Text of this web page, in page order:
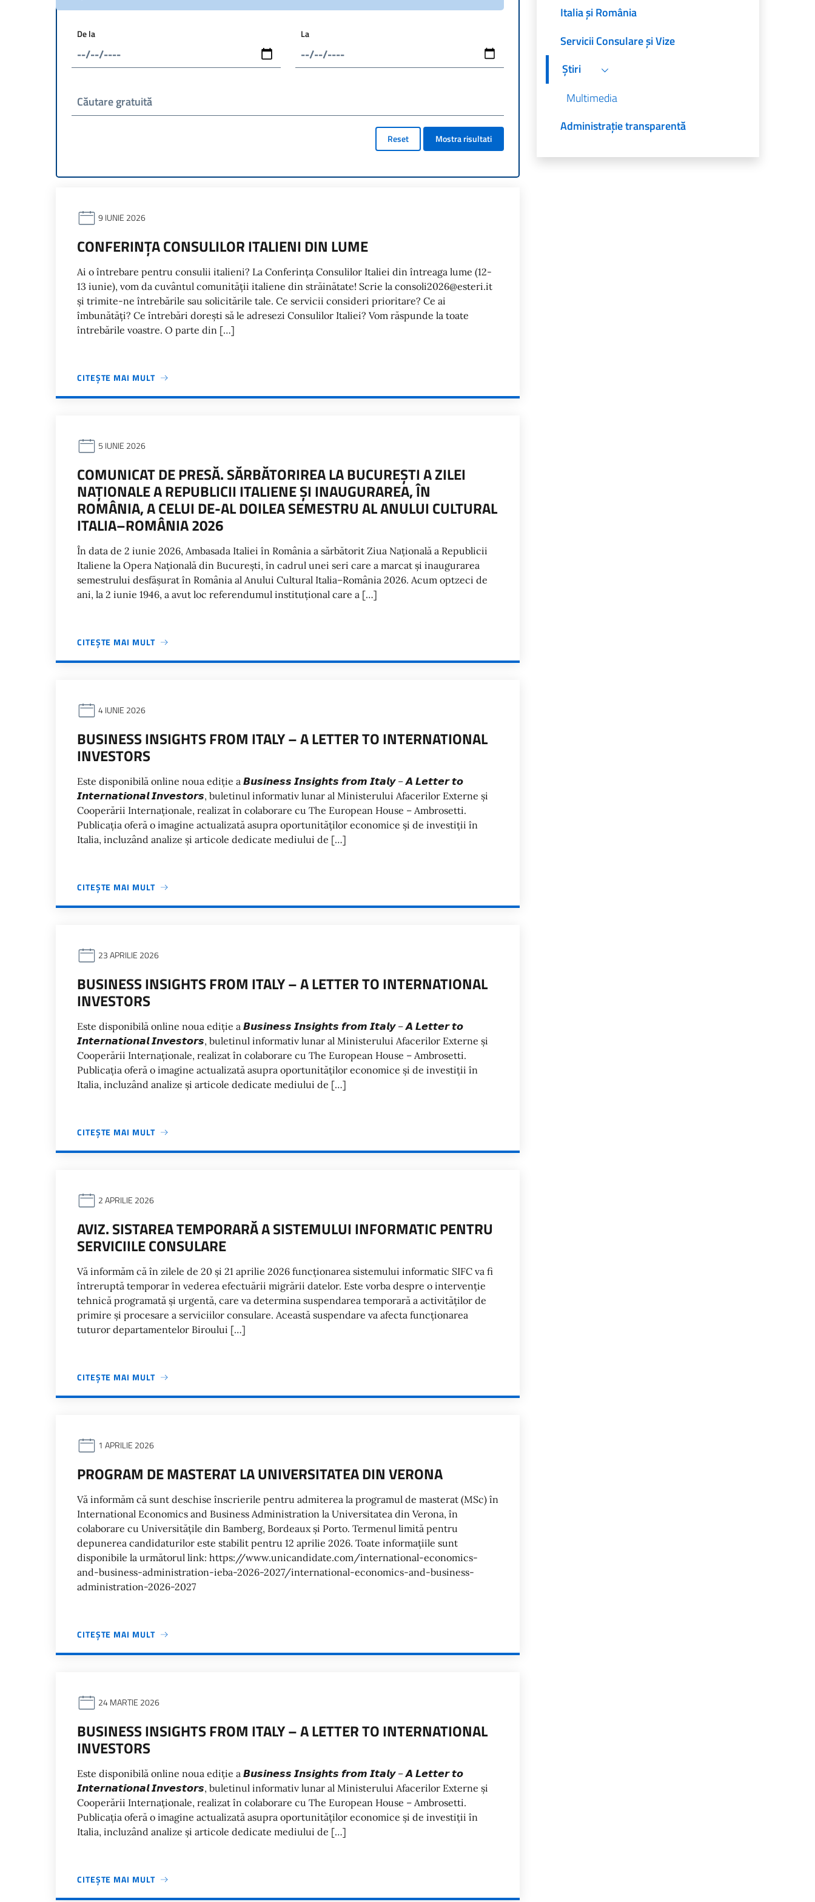
De la La
Căutare gratuită
Reset Mostra risultati
9 IUNIE 2026
CONFERINȚA CONSULILOR ITALIENI DIN LUME
Ai o întrebare pentru consulii italieni? La Conferința Consulilor Italiei din întreaga lume (12-
13 iunie), vom da cuvântul comunității italiene din străinătate! Scrie la consoli2026@esteri.it
și trimite-ne întrebările sau solicitările tale. Ce servicii consideri prioritare? Ce ai
îmbunătăți? Ce întrebări dorești să le adresezi Consulilor Italiei? Vom răspunde la toate
întrebările voastre. O parte din […]
CITEȘTE MAI MULT
5 IUNIE 2026
COMUNICAT DE PRESĂ. SĂRBĂTORIREA LA BUCUREȘTI A ZILEI
NAȚIONALE A REPUBLICII ITALIENE ȘI INAUGURAREA, ÎN
ROMÂNIA, A CELUI DE-AL DOILEA SEMESTRU AL ANULUI CULTURAL
ITALIA–ROMÂNIA 2026
În data de 2 iunie 2026, Ambasada Italiei în România a sărbătorit Ziua Națională a Republicii
Italiene la Opera Națională din București, în cadrul unei seri care a marcat și inaugurarea
semestrului desfășurat în România al Anului Cultural Italia–România 2026. Acum optzeci de
ani, la 2 iunie 1946, a avut loc referendumul instituțional care a […]
CITEȘTE MAI MULT
4 IUNIE 2026
BUSINESS INSIGHTS FROM ITALY – A LETTER TO INTERNATIONAL
INVESTORS
Este disponibilă online noua ediție a 𝘽𝙪𝙨𝙞𝙣𝙚𝙨𝙨 𝙄𝙣𝙨𝙞𝙜𝙝𝙩𝙨 𝙛𝙧𝙤𝙢 𝙄𝙩𝙖𝙡𝙮 – 𝘼 𝙇𝙚𝙩𝙩𝙚𝙧 𝙩𝙤
𝙄𝙣𝙩𝙚𝙧𝙣𝙖𝙩𝙞𝙤𝙣𝙖𝙡 𝙄𝙣𝙫𝙚𝙨𝙩𝙤𝙧𝙨, buletinul informativ lunar al Ministerului Afacerilor Externe și
Cooperării Internaționale, realizat în colaborare cu The European House – Ambrosetti.
Publicația oferă o imagine actualizată asupra oportunităților economice și de investiții în
Italia, incluzând analize și articole dedicate mediului de […]
CITEȘTE MAI MULT
23 APRILIE 2026
BUSINESS INSIGHTS FROM ITALY – A LETTER TO INTERNATIONAL
INVESTORS
Este disponibilă online noua ediție a 𝘽𝙪𝙨𝙞𝙣𝙚𝙨𝙨 𝙄𝙣𝙨𝙞𝙜𝙝𝙩𝙨 𝙛𝙧𝙤𝙢 𝙄𝙩𝙖𝙡𝙮 – 𝘼 𝙇𝙚𝙩𝙩𝙚𝙧 𝙩𝙤
𝙄𝙣𝙩𝙚𝙧𝙣𝙖𝙩𝙞𝙤𝙣𝙖𝙡 𝙄𝙣𝙫𝙚𝙨𝙩𝙤𝙧𝙨, buletinul informativ lunar al Ministerului Afacerilor Externe și
Cooperării Internaționale, realizat în colaborare cu The European House – Ambrosetti.
Publicația oferă o imagine actualizată asupra oportunităților economice și de investiții în
Italia, incluzând analize și articole dedicate mediului de […]
CITEȘTE MAI MULT
2 APRILIE 2026
AVIZ. SISTAREA TEMPORARĂ A SISTEMULUI INFORMATIC PENTRU
SERVICIILE CONSULARE
Vă informăm că în zilele de 20 și 21 aprilie 2026 funcționarea sistemului informatic SIFC va fi
întreruptă temporar în vederea efectuării migrării datelor. Este vorba despre o intervenție
tehnică programată și urgentă, care va determina suspendarea temporară a activităților de
primire și procesare a serviciilor consulare. Această suspendare va afecta funcționarea
tuturor departamentelor Biroului […]
CITEȘTE MAI MULT
1 APRILIE 2026
PROGRAM DE MASTERAT LA UNIVERSITATEA DIN VERONA
Vă informăm că sunt deschise înscrierile pentru admiterea la programul de masterat (MSc) în
International Economics and Business Administration la Universitatea din Verona, în
colaborare cu Universitățile din Bamberg, Bordeaux și Porto. Termenul limită pentru
depunerea candidaturilor este stabilit pentru 12 aprilie 2026. Toate informațiile sunt
disponibile la următorul link: https://www.unicandidate.com/international-economics-
and-business-administration-ieba-2026-2027/international-economics-and-business-
administration-2026-2027
CITEȘTE MAI MULT
24 MARTIE 2026
BUSINESS INSIGHTS FROM ITALY – A LETTER TO INTERNATIONAL
INVESTORS
Este disponibilă online noua ediție a 𝘽𝙪𝙨𝙞𝙣𝙚𝙨𝙨 𝙄𝙣𝙨𝙞𝙜𝙝𝙩𝙨 𝙛𝙧𝙤𝙢 𝙄𝙩𝙖𝙡𝙮 – 𝘼 𝙇𝙚𝙩𝙩𝙚𝙧 𝙩𝙤
𝙄𝙣𝙩𝙚𝙧𝙣𝙖𝙩𝙞𝙤𝙣𝙖𝙡 𝙄𝙣𝙫𝙚𝙨𝙩𝙤𝙧𝙨, buletinul informativ lunar al Ministerului Afacerilor Externe și
Cooperării Internaționale, realizat în colaborare cu The European House – Ambrosetti.
Publicația oferă o imagine actualizată asupra oportunităților economice și de investiții în
Italia, incluzând analize și articole dedicate mediului de […]
CITEȘTE MAI MULT
Italia și România
Servicii Consulare și Vize
Știri
Multimedia
Administrație transparentă